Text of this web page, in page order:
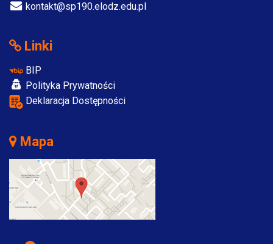
kontakt@sp190.elodz.edu.pl
Linki
BIP
Polityka Prywatności
Deklaracja Dostępności
Mapa